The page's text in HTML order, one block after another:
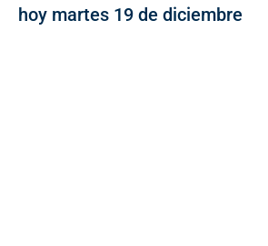
hoy martes 19 de diciembre